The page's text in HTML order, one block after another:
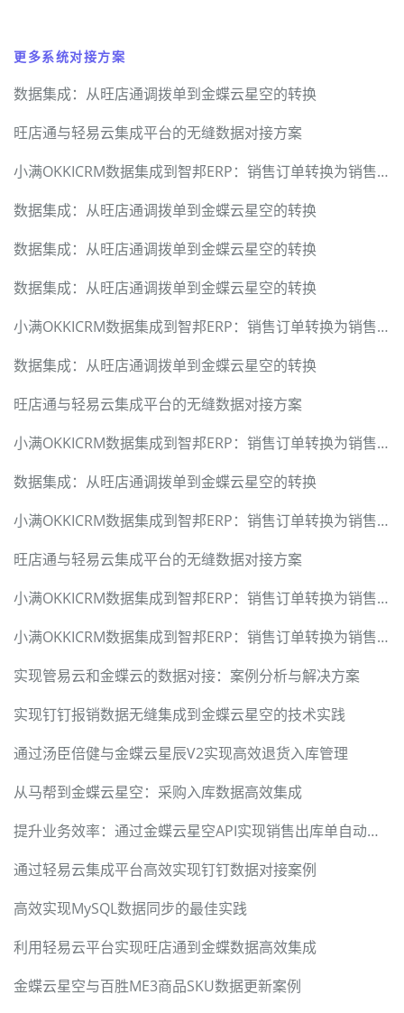
更多系统对接方案
数据集成：从旺店通调拨单到金蝶云星空的转换
旺店通与轻易云集成平台的无缝数据对接方案
小满OKKICRM数据集成到智邦ERP：销售订单转换为销售合同
数据集成：从旺店通调拨单到金蝶云星空的转换
数据集成：从旺店通调拨单到金蝶云星空的转换
数据集成：从旺店通调拨单到金蝶云星空的转换
小满OKKICRM数据集成到智邦ERP：销售订单转换为销售合同
数据集成：从旺店通调拨单到金蝶云星空的转换
旺店通与轻易云集成平台的无缝数据对接方案
小满OKKICRM数据集成到智邦ERP：销售订单转换为销售合同
数据集成：从旺店通调拨单到金蝶云星空的转换
小满OKKICRM数据集成到智邦ERP：销售订单转换为销售合同
旺店通与轻易云集成平台的无缝数据对接方案
小满OKKICRM数据集成到智邦ERP：销售订单转换为销售合同
小满OKKICRM数据集成到智邦ERP：销售订单转换为销售合同
实现管易云和金蝶云的数据对接：案例分析与解决方案
实现钉钉报销数据无缝集成到金蝶云星空的技术实践
通过汤臣倍健与金蝶云星辰V2实现高效退货入库管理
从马帮到金蝶云星空：采购入库数据高效集成
提升业务效率：通过金蝶云星空API实现销售出库单自动化对接
通过轻易云集成平台高效实现钉钉数据对接案例
高效实现MySQL数据同步的最佳实践
利用轻易云平台实现旺店通到金蝶数据高效集成
金蝶云星空与百胜ME3商品SKU数据更新案例